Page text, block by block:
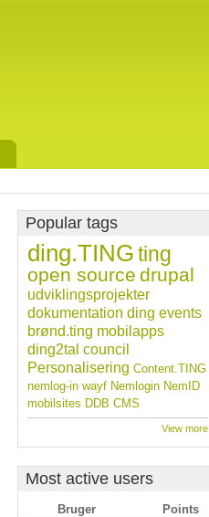
Popular tags
ding.TINGting
open source drupal
udviklingsprojekter
dokumentation ding events
brønd.ting mobilapps
ding2tal council
Personalisering Content.TING
nemlog-in wayf Nemlogin NemID
mobilsites DDB CMS
View more
Most active users
Bruger Points